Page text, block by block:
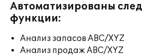
Автоматизированы
функции:
Анализ запасов ABC/XYZ
Анализ продаж ABC/XYZ